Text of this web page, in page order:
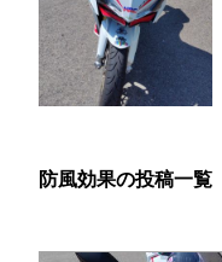
防風効果の投稿一覧